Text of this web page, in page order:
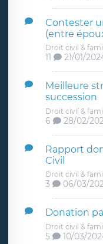
Contester
(entre
Droit civil &
11 21/01/
Meilleure
succession
Droit civil &
6 28/02/
Rapport
Civil
Droit civil &
3 06/03/
Donation
Droit civil &
5 10/03/